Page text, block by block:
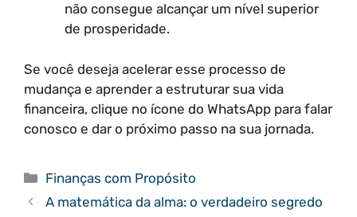
não consegue alcançar um nível superior
de prosperidade.
Se você deseja acelerar esse processo de
mudança e aprender a estruturar sua vida
financeira, clique no ícone do WhatsApp para falar
conosco e dar o próximo passo na sua jornada.
Categorias
Finanças com Propósito
A matemática da alma: o verdadeiro segredo